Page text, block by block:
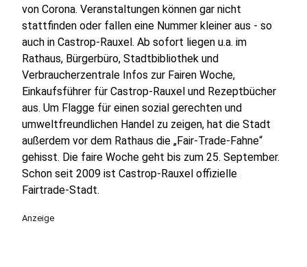
von Corona. Veranstaltungen können gar nicht
stattfinden oder fallen eine Nummer kleiner aus - so
auch in Castrop-Rauxel. Ab sofort liegen u.a. im
Rathaus, Bürgerbüro, Stadtbibliothek und
Verbraucherzentrale Infos zur Fairen Woche,
Einkaufsführer für Castrop-Rauxel und Rezeptbücher
aus. Um Flagge für einen sozial gerechten und
umweltfreundlichen Handel zu zeigen, hat die Stadt
außerdem vor dem Rathaus die „Fair-Trade-Fahne“
gehisst. Die faire Woche geht bis zum 25. September.
Schon seit 2009 ist Castrop-Rauxel offizielle
Fairtrade-Stadt.
Anzeige